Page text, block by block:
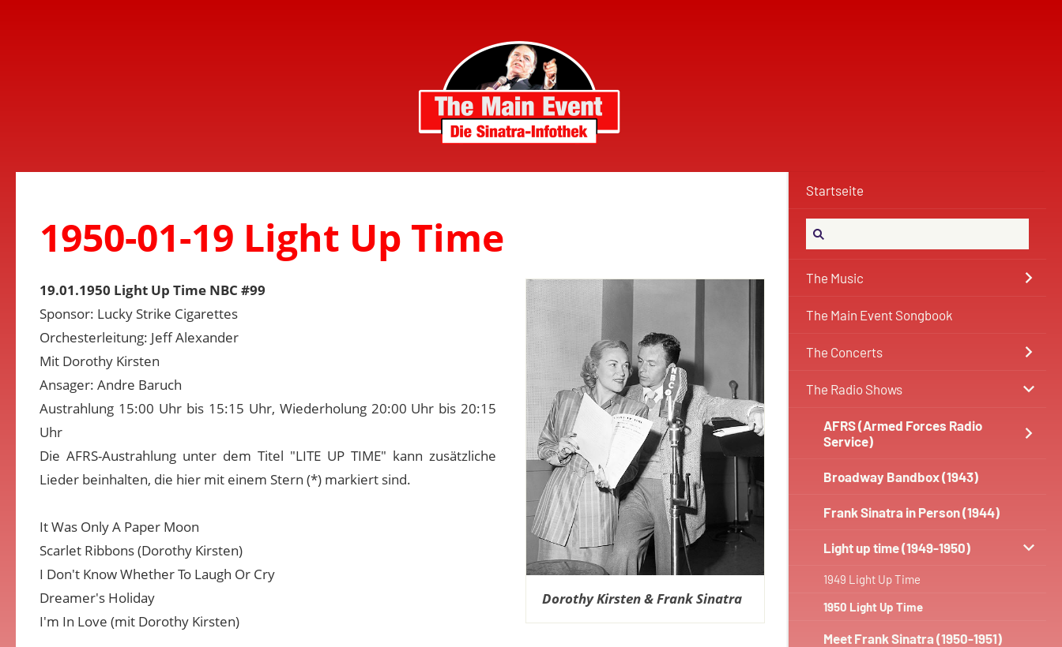
Startseite
The Music
The Main Event Songbook
The Concerts
The Radio Shows
AFRS (Armed Forces Radio
Service)
Broadway Bandbox (1943)
Frank Sinatra in Person (1944)
Light up time (1949-1950)
1949 Light Up Time
1950 Light Up Time
Meet Frank Sinatra (1950-1951)
1950-01-19 Light Up Time
Dorothy Kirsten & Frank Sinatra
19.01.1950 Light Up Time NBC #99
Sponsor: Lucky Strike Cigarettes
Orchesterleitung: Jeff Alexander
Mit Dorothy Kirsten
Ansager: Andre Baruch
Austrahlung 15:00 Uhr bis 15:15 Uhr, Wiederholung 20:00 Uhr bis 20:15
Uhr
Die AFRS-Austrahlung unter dem Titel "LITE UP TIME" kann zusätzliche
Lieder beinhalten, die hier mit einem Stern (*) markiert sind.
It Was Only A Paper Moon
Scarlet Ribbons (Dorothy Kirsten)
I Don't Know Whether To Laugh Or Cry
Dreamer's Holiday
I'm In Love (mit Dorothy Kirsten)